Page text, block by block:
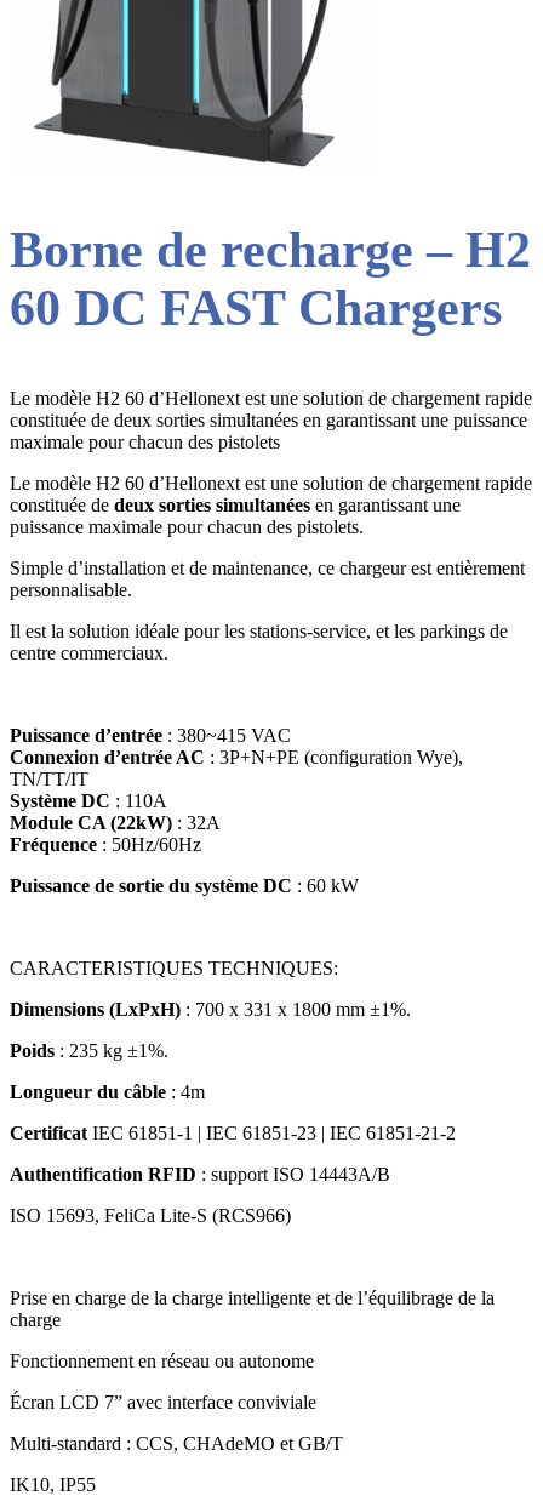
Borne de recharge – H2
60 DC FAST Chargers
Le modèle H2 60 d’Hellonext est une solution de chargement rapide
constituée de deux sorties simultanées en garantissant une puissance
maximale pour chacun des pistolets
Le modèle H2 60 d’Hellonext est une solution de chargement rapide
constituée de deux sorties simultanées en garantissant une
puissance maximale pour chacun des pistolets.
Simple d’installation et de maintenance, ce chargeur est entièrement
personnalisable.
Il est la solution idéale pour les stations-service, et les parkings de
centre commerciaux.
Puissance d’entrée : 380~415 VAC
Connexion d’entrée AC : 3P+N+PE (configuration Wye),
TN/TT/IT
Système DC : 110A
Module CA (22kW) : 32A
Fréquence : 50Hz/60Hz
Puissance de sortie du système DC : 60 kW
CARACTERISTIQUES TECHNIQUES:
Dimensions (LxPxH) : 700 x 331 x 1800 mm ±1%.
Poids : 235 kg ±1%.
Longueur du câble : 4m
Certificat IEC 61851-1 | IEC 61851-23 | IEC 61851-21-2
Authentification RFID : support ISO 14443A/B
ISO 15693, FeliCa Lite-S (RCS966)
Prise en charge de la charge intelligente et de l’équilibrage de la
charge
Fonctionnement en réseau ou autonome
Écran LCD 7” avec interface conviviale
Multi-standard : CCS, CHAdeMO et GB/T
IK10, IP55